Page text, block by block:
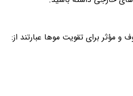
برای تقویت موها عبارتند از: